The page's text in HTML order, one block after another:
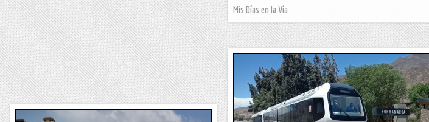
Mis Días en la Vía